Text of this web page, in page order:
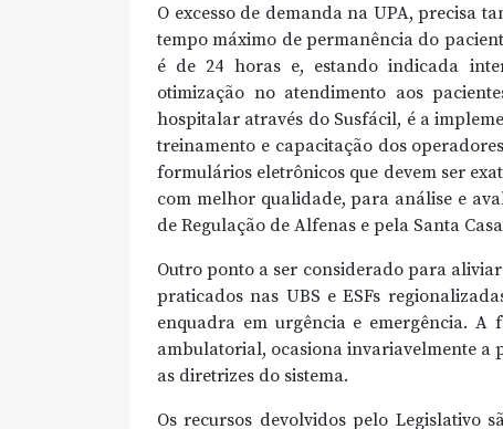
O excesso de demanda na UPA, precisa
tempo máximo de permanência do
é de 24 horas e, estando indicada
otimização no atendimento aos
hospitalar através do Susfácil, é a
treinamento e capacitação dos
formulários eletrônicos que devem ser
com melhor qualidade, para análise e
de Regulação de Alfenas e pela Santa
Outro ponto a ser considerado para
praticados nas UBS e ESFs
enquadra em urgência e emergência. A
ambulatorial, ocasiona invariavelmente a
as diretrizes do sistema.
Os recursos devolvidos pelo Legislativo